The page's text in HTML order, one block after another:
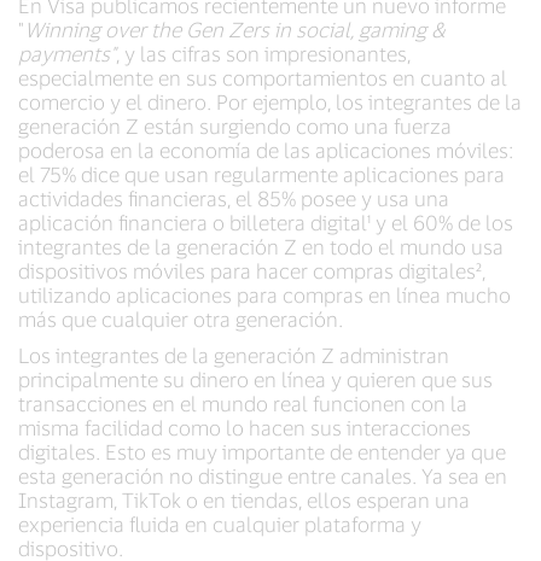
En Visa publicamos recientemente un nuevo informe
" Winning over the Gen Zers in social, gaming &
payments", y las cifras son impresionantes,
especialmente en sus comportamientos en cuanto al
comercio y el dinero. Por ejemplo, los integrantes de la
generación Z están surgiendo como una fuerza
poderosa en la economía de las aplicaciones móviles:
el 75% dice que usan regularmente aplicaciones para
actividades financieras, el 85% posee y usa una
aplicación financiera o billetera digital¹ y el 60% de los
integrantes de la generación Z en todo el mundo usa
dispositivos móviles para hacer compras digitales²,
utilizando aplicaciones para compras en línea mucho
más que cualquier otra generación.
Los integrantes de la generación Z administran
principalmente su dinero en línea y quieren que sus
transacciones en el mundo real funcionen con la
misma facilidad como lo hacen sus interacciones
digitales. Esto es muy importante de entender ya que
esta generación no distingue entre canales. Ya sea en
Instagram, TikTok o en tiendas, ellos esperan una
experiencia fluida en cualquier plataforma y
dispositivo.